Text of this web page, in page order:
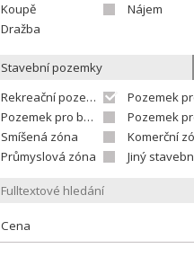
Koupě
Nájem
Dražba
Stavební pozemky
Rekreační pozemek
Pozemek pro rodinné
Pozemek pro bytovou výstavbu
Pozemek pro občanskou
Smíšená zóna
Komerční
Průmyslová zóna
Jiný stavební
Cena